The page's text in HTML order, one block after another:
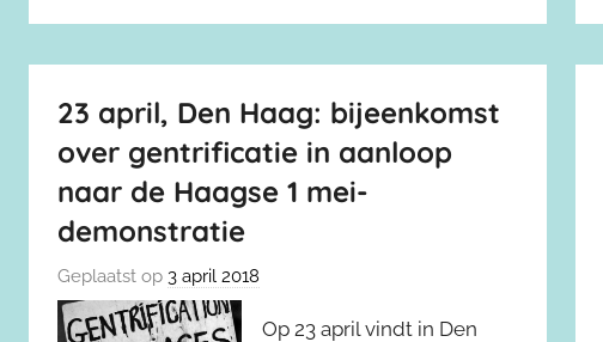
23 april, Den Haag: bijeenkomst
over gentrificatie in aanloop
naar de Haagse 1 mei-
demonstratie
Geplaatst op 3 april 2018
Op 23 april vindt in Den